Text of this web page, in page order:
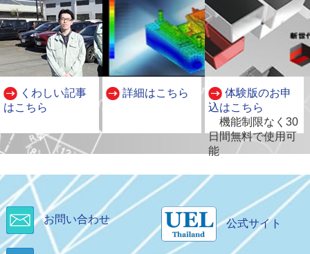
くわしい記事
はこちら
詳細はこちら
体験版のお申
込はこちら
別
ウ
ド
ウ
で
開
機能制限なく30
日間無料で使用可
能
お問い合わせ
公式サイト